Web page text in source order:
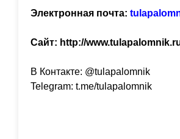
Электронная почта:
Сайт: http://
В Контакте: @tulapalomnik
Telegram: t.me/tulapalomnik